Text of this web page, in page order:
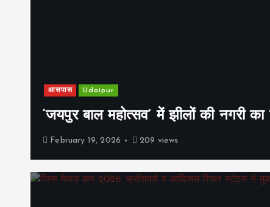
आसपास Udaipur
‘जयपुर बाल महोत्सव’ में झीलों की नगरी
February 19, 2026 209 views